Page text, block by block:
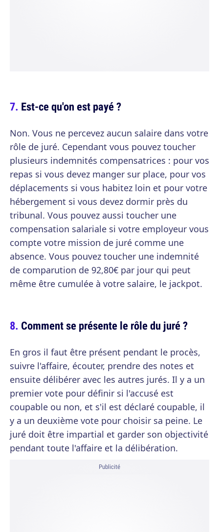
Est-ce qu'on est payé ?
Non. Vous ne percevez aucun salaire dans votre
rôle de juré. Cependant vous pouvez toucher
plusieurs indemnités compensatrices : pour vos
repas si vous devez manger sur place, pour vos
déplacements si vous habitez loin et pour votre
hébergement si vous devez dormir près du
tribunal. Vous pouvez aussi toucher une
compensation salariale si votre employeur vous
compte votre mission de juré comme une
absence. Vous pouvez toucher une indemnité
de comparution de 92,80€ par jour qui peut
même être cumulée à votre salaire, le jackpot.
Comment se présente le rôle du juré ?
En gros il faut être présent pendant le procès,
suivre l'affaire, écouter, prendre des notes et
ensuite délibérer avec les autres jurés. Il y a un
premier vote pour définir si l'accusé est
coupable ou non, et s'il est déclaré coupable, il
y a un deuxième vote pour choisir sa peine. Le
juré doit être impartial et garder son objectivité
pendant toute l'affaire et la délibération.
Publicité